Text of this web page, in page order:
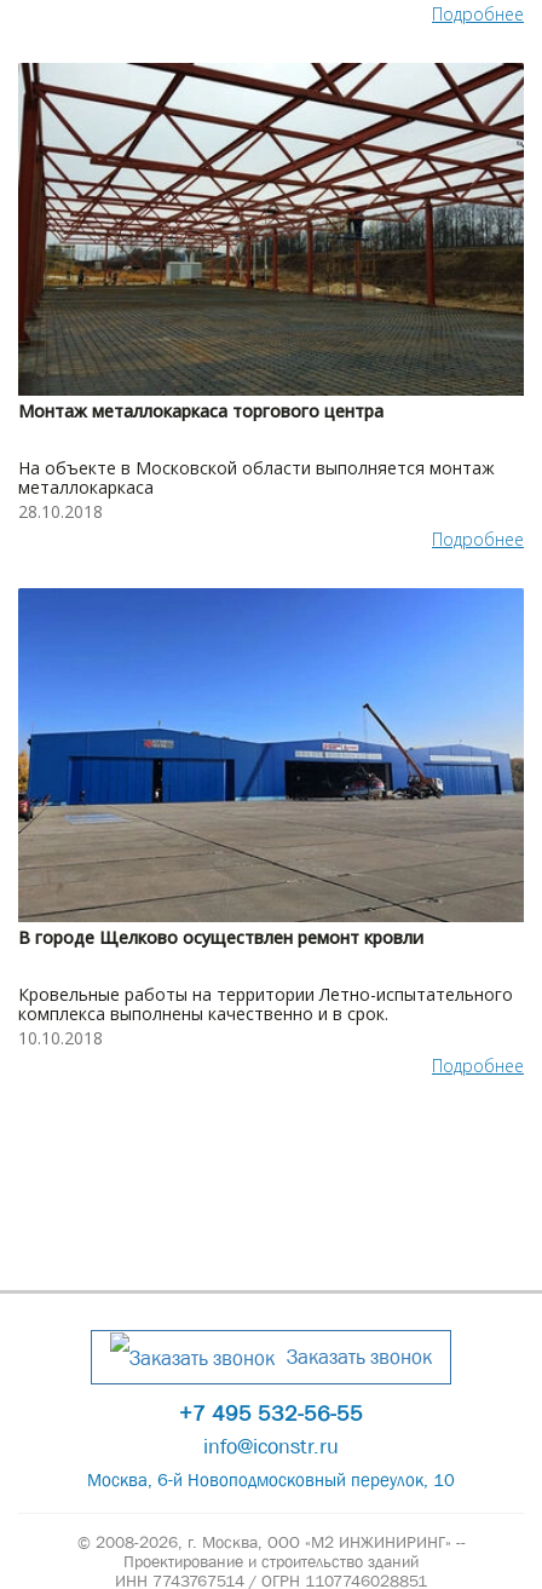
Подробнее
Монтаж металлокаркаса торгового центра
На объекте в Московской области выполняется монтаж
металлокаркаса
28.10.2018
Подробнее
В городе Щелково осуществлен ремонт кровли
Кровельные работы на территории Летно-испытательного
комплекса выполнены качественно и в срок.
10.10.2018
Подробнее
Заказать звонок
+7 495 532-56-55
info@iconstr.ru
Москва, 6-й Новоподмосковный переулок, 10
© 2008-2026, г. Москва, ООО «М2 ИНЖИНИРИНГ» --
Проектирование и строительство зданий
ИНН 7743767514 / ОГРН 1107746028851